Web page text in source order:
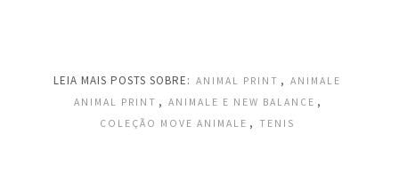
LEIA MAIS POSTS SOBRE: ANIMAL PRINT ,
ANIMALE
ANIMAL PRINT , ANIMALE E NEW BALANCE ,
COLEÇÃO MOVE ANIMALE , TENIS